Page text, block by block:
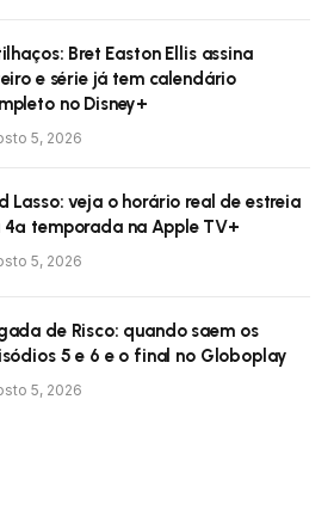
Bret Easton Ellis assina
e série já tem calendário
no Disney+
5, 2026
Lasso: veja o horário real de estreia
4ª temporada na Apple TV+
5, 2026
de Risco: quando saem os
5 e 6 e o final no Globoplay
5, 2026